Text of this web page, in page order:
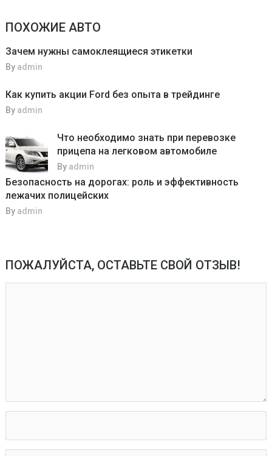
ПОХОЖИЕ АВТО
Зачем нужны самоклеящиеся этикетки
By admin
Как купить акции Ford без опыта в трейдинге
By admin
Что необходимо знать при перевозке
прицепа на легковом автомобиле
By admin
Безопасность на дорогах: роль и эффективность
лежачих полицейских
By admin
ПОЖАЛУЙСТА, ОСТАВЬТЕ СВОЙ ОТЗЫВ!